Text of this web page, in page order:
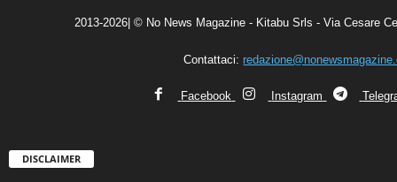
2013-2026| © No News Magazine - Kitabu Srls - Via Cesare
Contattaci:
Facebook Instagram
DISCLAIMER